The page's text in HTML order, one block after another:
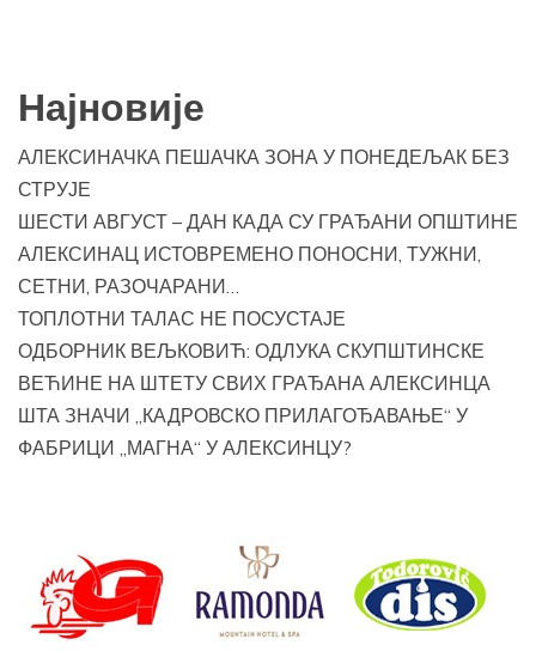
Најновије
АЛЕКСИНАЧКА ПЕШАЧКА ЗОНА У ПОНЕДЕЉАК БЕЗ
СТРУЈЕ
ШЕСТИ АВГУСТ – ДАН КАДА СУ ГРАЂАНИ ОПШТИНЕ
АЛЕКСИНАЦ ИСТОВРЕМЕНО ПОНОСНИ, ТУЖНИ,
СЕТНИ, РАЗОЧАРАНИ…
ТОПЛОТНИ ТАЛАС НЕ ПОСУСТАЈЕ
ОДБОРНИК ВЕЉКОВИЋ: ОДЛУКА СКУПШТИНСКЕ
ВЕЋИНЕ НА ШТЕТУ СВИХ ГРАЂАНА АЛЕКСИНЦА
ШТА ЗНАЧИ „КАДРОВСКО ПРИЛАГОЂАВАЊЕ“ У
ФАБРИЦИ „МАГНА“ У АЛЕКСИНЦУ?